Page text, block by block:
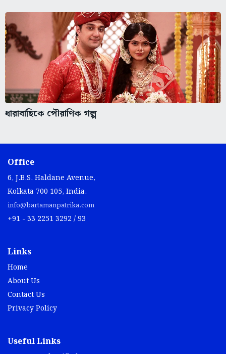
ধারাবাহিকে পৌরাণিক গল্প
Office
6, J.B.S. Haldane Avenue,
Kolkata 700 105, India.
info@bartamanpatrika.com
+91 - 33 2251 3292 / 93
Links
Home
About Us
Contact Us
Privacy Policy
Useful Links